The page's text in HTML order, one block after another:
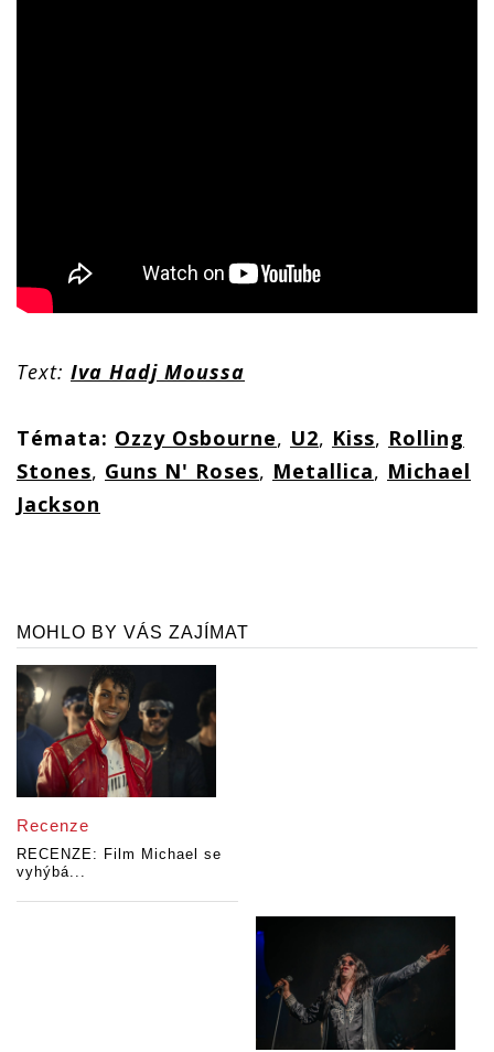
Text: Iva Hadj Moussa
Témata: Ozzy Osbourne, U2, Kiss, Rolling
Stones, Guns N' Roses, Metallica, Michael
Jackson
MOHLO BY VÁS ZAJÍMAT
Recenze
RECENZE: Film Michael se
vyhýbá...